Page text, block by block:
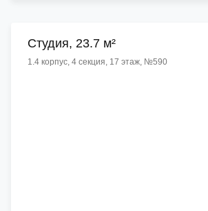
Cтудия, 23.7 м²
1.4 корпус, 4 секция, 17 этаж, №590